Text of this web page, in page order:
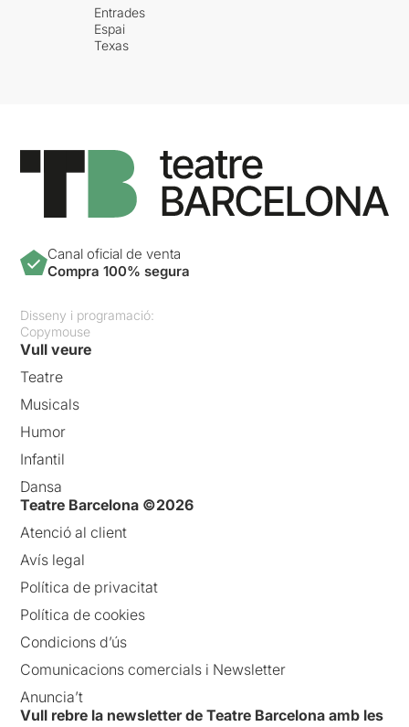
Entrades
Espai
Texas
Canal oficial de venta
Compra 100% segura
Disseny i programació:
Copymouse
Vull veure
Teatre
Musicals
Humor
Infantil
Dansa
Teatre Barcelona ©2026
Atenció al client
Avís legal
Política de privacitat
Política de cookies
Condicions d’ús
Comunicacions comercials i Newsletter
Anuncia’t
Vull rebre la newsletter de Teatre Barcelona amb les